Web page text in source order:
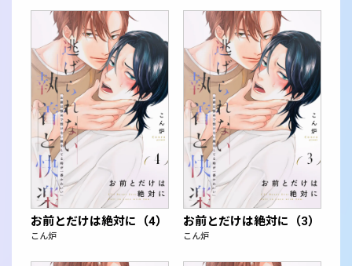
お前とだけは絶対に（4）
こん炉
お前とだけは絶対に（3）
こん炉